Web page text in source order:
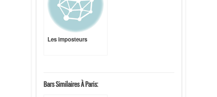
Les imposteurs
Bars Similaires À Paris: